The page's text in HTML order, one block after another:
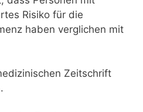
Risiko für die
haben verglichen mit
Zeitschrift